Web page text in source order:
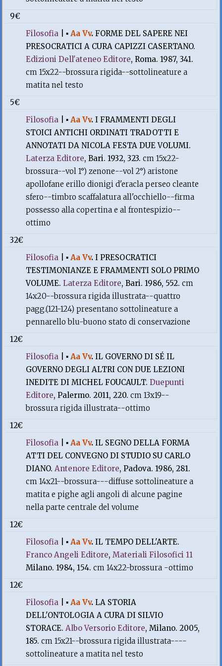
9€
Filosofia |▪Aa Vv.FORME DEL SAPERE NEI
PRESOCRATICI A CURA CAPIZZI CASERTANO.
Edizioni Dell'ateneo Editore, Roma. 1987, 341.
cm 15x22--brossura rigida--sottolineature a
matita nel testo
5€
Filosofia |▪Aa Vv.I FRAMMENTI DEGLI
STOICI ANTICHI ORDINATI TRADOTTI E
ANNOTATI DA NICOLA FESTA DUE VOLUMI.
Laterza Editore, Bari. 1932, 323.cm 15x22-
brossura--vol 1°) zenone--vol 2°) aristone
apollofane erillo dionigi d'eracla perseo cleante
sfero--timbro scaffalatura all'occhiello--firma
possesso alla copertina e al frontespizio--
ottimo
32€
Filosofia |▪Aa Vv.I PRESOCRATICI
TESTIMONIANZE E FRAMMENTI SOLO PRIMO
VOLUME.Laterza Editore, Bari. 1986, 552.cm
14x20--brossura rigida illustrata--quattro
pagg.(121-124) presentano sottolineature a
pennarello blu-buono stato di conservazione
12€
Filosofia |▪Aa Vv.IL GOVERNO DI SÉ IL
GOVERNO DEGLI ALTRI CON DUE LEZIONI
INEDITE DI MICHEL FOUCAULT.Duepunti
Editore, Palermo. 2011, 220.cm 13x19--
brossura rigida illustrata--ottimo
12€
Filosofia |▪Aa Vv.IL SEGNO DELLA FORMA
ATTI DEL CONVEGNO DI STUDIO SU CARLO
DIANO.Antenore Editore, Padova. 1986, 281.
cm 14x21--brossura---diffuse sottolineature a
matita e pighe agli angoli di alcune pagine
nella parte centrale del volume
12€
Filosofia |▪Aa Vv.IL TEMPO DELL'ARTE.
Franco Angeli Editore,Materiali Filosofici 11
Milano. 1984, 154.cm 14x22-brossura -ottimo
12€
Filosofia |▪Aa Vv.LA STORIA
DELL'ONTOLOGIA A CURA DI SILVIO
STORACE.Albo Versorio Editore, Milano. 2005,
185.cm 15x21--brossura rigida illustrata----
sottolineature a matita nel testo